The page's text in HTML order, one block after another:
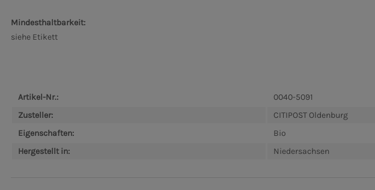
Mindesthaltbarkeit:
siehe Etikett
Artikel-Nr.:
0040-5091
Zusteller:
CITIPOST Oldenburg
Eigenschaften:
Bio
Hergestellt in:
Niedersachsen